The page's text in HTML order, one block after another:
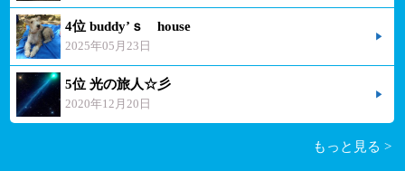
4位 buddy’ｓ house
2025年05月23日
5位 光の旅人☆彡
2020年12月20日
もっと見る >